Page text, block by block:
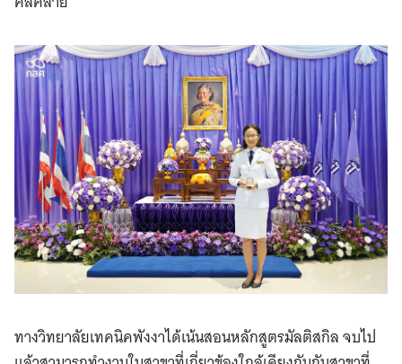
ทางวิทยาลัยเทคนิคพังงาได้เน้นสอนหลักสูตรมัลติสกิล จบไป